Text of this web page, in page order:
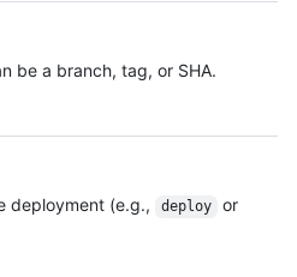
be a branch, tag, or SHA.
deployment (e.g.,
deploy or